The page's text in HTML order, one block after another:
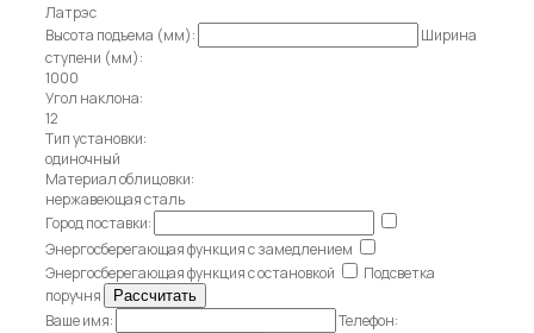
Латрэс
Высота подъема (мм):
Ширина
ступени (мм):
1000
Угол наклона:
12
Тип установки:
одиночный
Материал облицовки:
нержавеющая сталь
Город поставки:
Энергосберегающая функция с замедлением
Энергосберегающая функция с остановкой
Подсветка
поручня
Ваше имя:
Телефон: